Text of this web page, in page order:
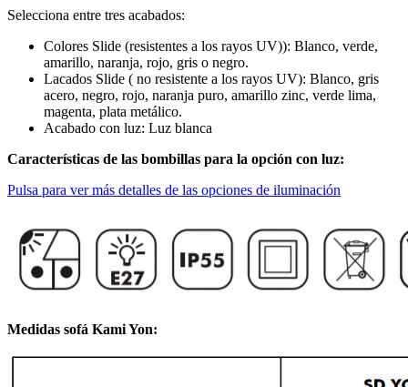
Selecciona entre tres acabados:
Colores Slide (resistentes a los rayos UV)): Blanco, verde,
amarillo, naranja, rojo, gris o negro.
Lacados Slide ( no resistente a los rayos UV): Blanco, gris
acero, negro, rojo, naranja puro, amarillo zinc, verde lima,
magenta, plata metálico.
Acabado con luz: Luz blanca
Características de las bombillas para la opción con luz:
Pulsa para ver más detalles de las opciones de iluminación
Medidas sofá Kami Yon: